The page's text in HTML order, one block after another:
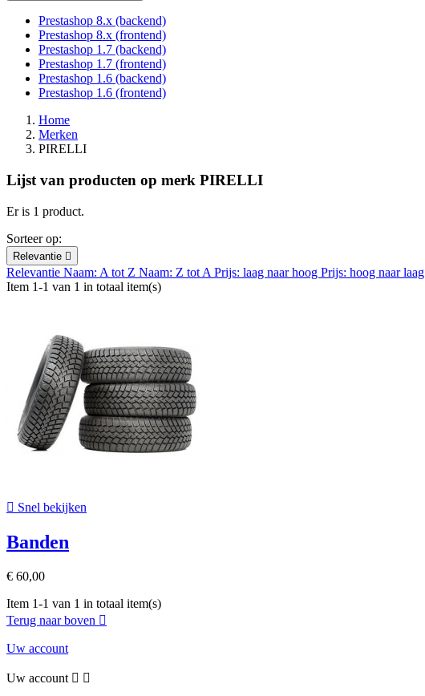
Prestashop 8.x (backend)
Prestashop 8.x (frontend)
Prestashop 1.7 (backend)
Prestashop 1.7 (frontend)
Prestashop 1.6 (backend)
Prestashop 1.6 (frontend)
Home
Merken
PIRELLI
Lijst van producten op merk PIRELLI
Er is 1 product.
Sorteer op:
Relevantie 
Relevantie Naam: A tot Z Naam: Z tot A Prijs: laag naar hoog Prijs: hoog naar laag
Item 1-1 van 1 in totaal item(s)
 Snel bekijken
Banden
€ 60,00
Item 1-1 van 1 in totaal item(s)
Terug naar boven 
Uw account
Uw account  